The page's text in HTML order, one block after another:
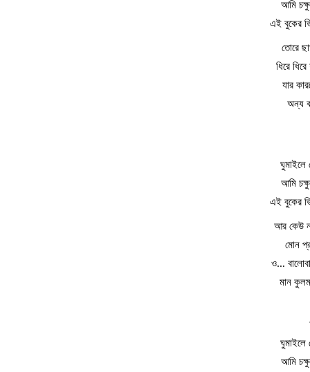
আমি
এই বুকের
তোরে
ধিরে
যার
অন্য
ঘুমাইলে
আমি
এই বুকের
আর কেউ
মোন
ও…
মান
ঘুমাইলে
আমি